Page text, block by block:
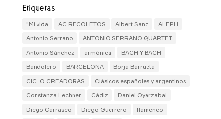
Etiquetas
"Mi vida AC RECOLETOS Albert Sanz
ALEPH
Antonio Serrano
ANTONIO SERRANO QUARTET
Antonio Sánchez
armónica
BACH Y BACH
Bandolero
BARCELONA
Borja Barrueta
CICLO CREADORAS
Clásicos españoles y argentinos
Constanza Lechner
Cádiz
Daniel Oyarzabal
Diego Carrasco
Diego Guerrero
flamenco